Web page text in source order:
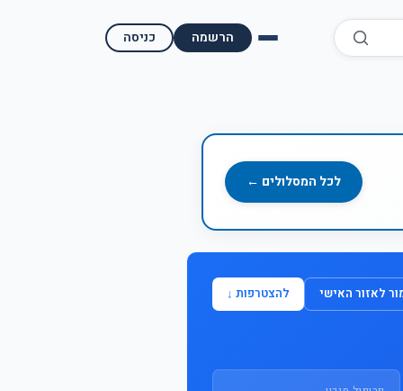
כניסה הרשמה
מאמרים ומדריכים
תשואות היסטוריות
מעקב שוק ההון | גמלטופ
תנאי שימוש
לכל המסלולים ←
לאזור האישי להצטרפות ↓